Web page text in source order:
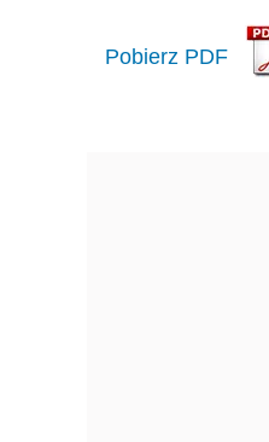
Pobierz PDF